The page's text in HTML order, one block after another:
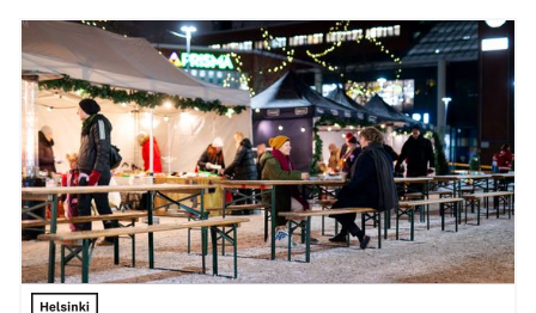
toivottaa kaupunkilaiset tervetulleiksi, nuorisotaloissa
järjestetään toimintaa ja tekojäillä pääsee luistelemaan
lähes kaikkina päivinä. Kulttuurikeskuksissa nautitaan
koko perheen elokuvista sekä Lux Helsingin
valotaiteesta.